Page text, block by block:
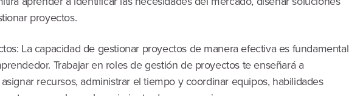
proyectos.
La capacidad de gestionar proyectos de manera efectiva es fundamental
Trabajar en roles de gestión de proyectos te enseñará a
recursos, administrar el tiempo y coordinar equipos, habilidades